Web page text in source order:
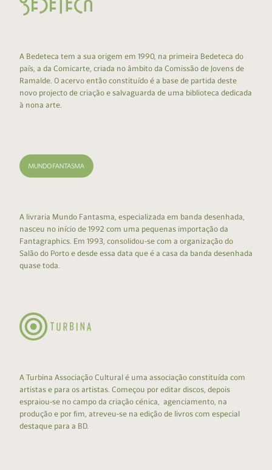
A Bedeteca tem a sua origem em 1990, na primeira Bedeteca do
país, a da Comicarte, criada no âmbito da Comissão de Jovens de
Ramalde. O acervo então constituído é a base de partida deste
novo projecto de criação e salvaguarda de uma biblioteca dedicada
à nona arte.
A livraria Mundo Fantasma, especializada em banda desenhada,
nasceu no início de 1992 com uma pequenas importação da
Fantagraphics. Em 1993, consolidou-se com a organização do
Salão do Porto e desde essa data que é a casa da banda desenhada
quase toda.
A Turbina Associação Cultural é uma associação constituída com
artistas e para os artistas. Começou por editar discos, depois
espraiou-se no campo da criação cénica, agenciamento, na
produção e por fim, atreveu-se na edição de livros com especial
destaque para a BD.